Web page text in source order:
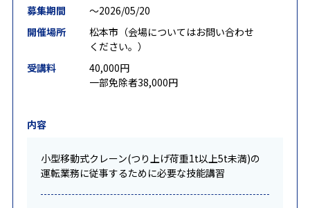
募集期間
〜2026/05/20
開催場所
松本市（会場についてはお問い合わせ
ください。）
受講料
40,000円
一部免除者38,000円
内容
小型移動式クレーン(つり上げ荷重1t以上5t未満)の
運転業務に従事するために必要な技能講習